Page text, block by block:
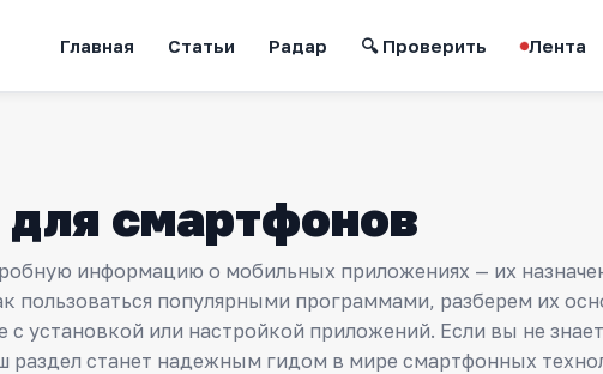
Главная Статьи Радар 🔍 Проверить Лента
смартфонов
информацию о мобильных приложениях — их
пользоваться популярными программами, разберем их
установкой или настройкой приложений. Если вы не
раздел станет надежным гидом в мире смартфонных